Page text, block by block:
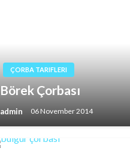
ÇORBA TARIFLERI
Börek Çorbası
admin 06 November 2014